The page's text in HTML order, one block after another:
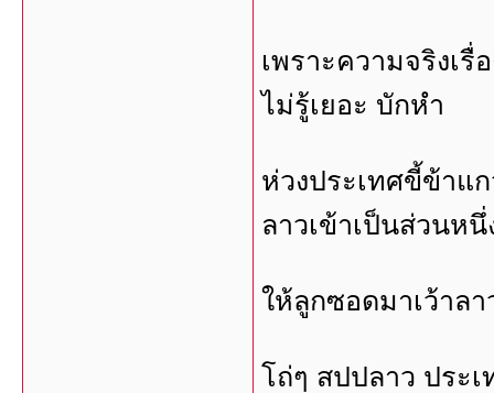
เพราะความจริงเ
ไม่รู้เยอะ บักหำ
ห่วงประเทศขี้ข้าแ
ลาวเข้าเป็นส่วนห
ให้ลูกซอดมาเว้าล
โถ่ๆ สปปลาว ประ